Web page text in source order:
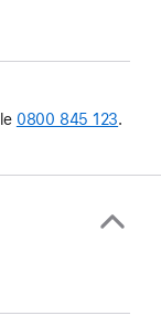
0800 845 123.